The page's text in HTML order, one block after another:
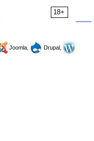
18+
Joomla,
Drupal,